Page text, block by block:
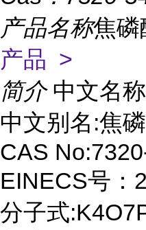
产品名称焦磷
产品 >
简介 中文名
中文别名:焦
CAS
EINECS号：
分子式